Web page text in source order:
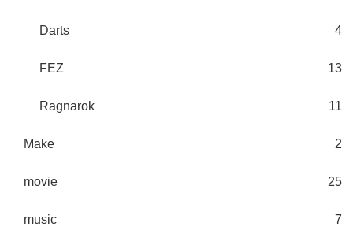
Darts 4
FEZ 13
Ragnarok 11
Make 2
movie 25
music 7